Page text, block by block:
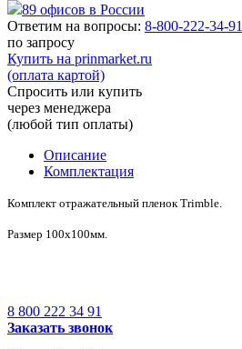
89 офисов в России
Ответим на вопросы: 8-800-222-34-91
по запросу
Купить на prinmarket.ru
(оплата картой)
Спросить или купить
через менеджера
(любой тип оплаты)
Описание
Комплектация
Комплект отражательный пленок Trimble.
Размер 100x100мм.
8 800 222 34 91
Заказать звонок